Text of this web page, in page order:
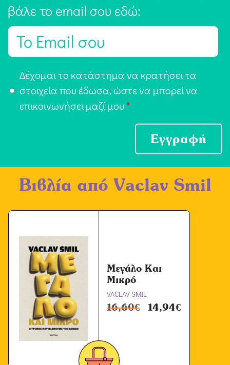
βάλε το email σου εδώ:
E
π
ή
ω
Δέχομαι το κατάστημα να κρατήσει τα
στοιχεία που έδωσα, ώστε να μπορεί να
επικοινωνήσει μαζί μου *
Εγγραφή
Βιβλία από Vaclav Smil
Μεγάλο Και
Μικρό
VACLAV SMIL
16,60€ 14,94€